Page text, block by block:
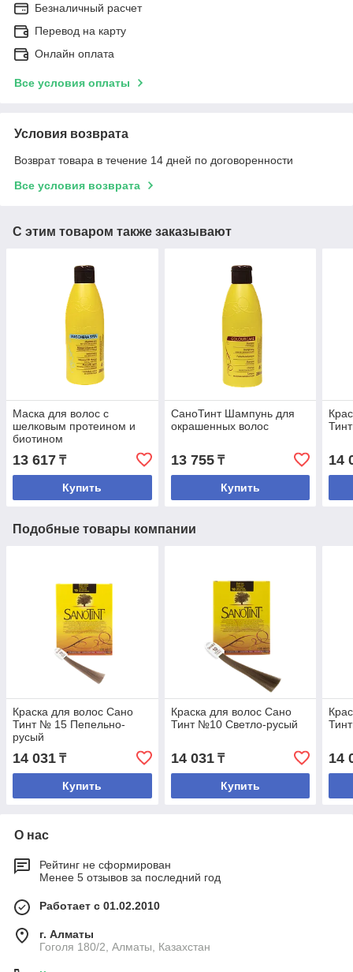
Безналичный расчет
Перевод на карту
Онлайн оплата
Все условия оплаты
Условия возврата
Возврат товара в течение 14 дней по договоренности
Все условия возврата
С этим товаром также заказывают
Маска для волос c
шелковым протеином и
биотином
(ополаскиватель)
Шелковая Маска
13 617 ₸
Купить
CаноТинт Шампунь для
окрашенных волос
13 755₸
Купить
14
Подобные товары компании
Краска для волос Сано
Тинт № 15 Пепельно-
русый
14 031 ₸
Купить
Краска для волос Сано
Тинт №10 Светло-русый
14 031₸
Купить
14
О нас
Рейтинг не сформирован
Менее 5 отзывов за последний год
Работает с 01.02.2010
г. Алматы
Гоголя 180/2, Алматы, Казахстан